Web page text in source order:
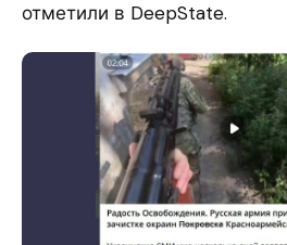
отметили в DeepState.